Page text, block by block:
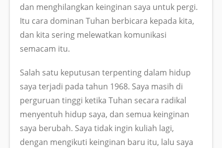
dan menghilangkan keinginan saya untuk pergi.
Itu cara dominan Tuhan berbicara kepada kita,
dan kita sering melewatkan komunikasi
semacam itu.
Salah satu keputusan terpenting dalam hidup
saya terjadi pada tahun 1968. Saya masih di
perguruan tinggi ketika Tuhan secara radikal
menyentuh hidup saya, dan semua keinginan
saya berubah. Saya tidak ingin kuliah lagi,
dengan mengikuti keinginan baru itu, lalu saya